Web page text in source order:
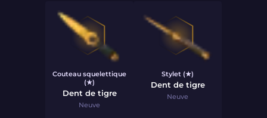
Couteau squelettique
(★)
Dent de tigre
Neuve
Stylet (★)
Dent de tigre
Neuve